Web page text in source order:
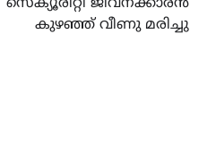
കുഴഞ്ഞ് വീണു മരിച്ചു